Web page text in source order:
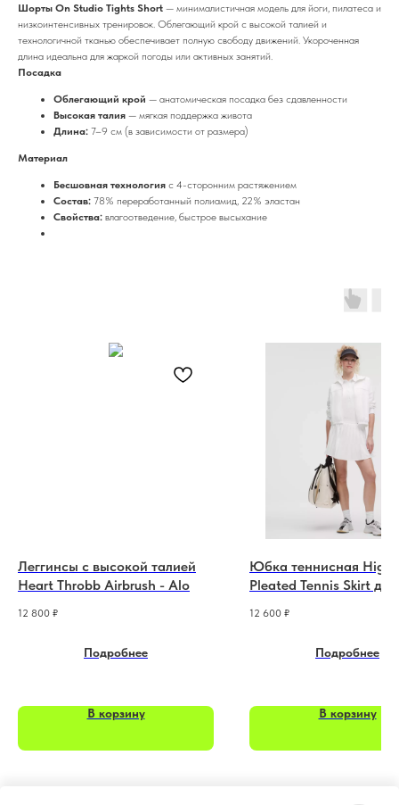
Шорты On Studio Tights Short — минималистичная модель для йоги, пилатеса и
низкоинтенсивных тренировок. Облегающий крой с высокой талией и
технологичной тканью обеспечивает полную свободу движений. Укороченная
длина идеальна для жаркой погоды или активных занятий.
Посадка
Облегающий крой — анатомическая посадка без сдавленности
Высокая талия — мягкая поддержка живота
Длина: 7–9 см (в зависимости от размера)
Материал
Бесшовная технология с 4-сторонним растяжением
Состав: 78% переработанный полиамид, 22% эластан
Свойства: влагоотведение, быстрое высыхание
Леггинсы с высокой талией
Heart Throbb Airbrush - Alo
12 800 ₽
Подробнее
В корзину
Юбка теннисная High-
Pleated Tennis Skirt
12 600 ₽
Подробнее
В корзину